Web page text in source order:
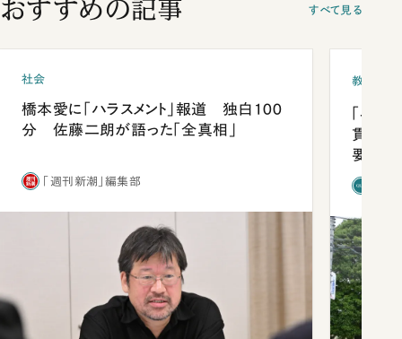
おすすめの記事 すべて見る
社会
橋本愛に「ハラスメント」報道 独白100
分 佐藤二朗が語った「全真相」
「週刊新潮」編集部
教育
「早
貫校へ
要だっ